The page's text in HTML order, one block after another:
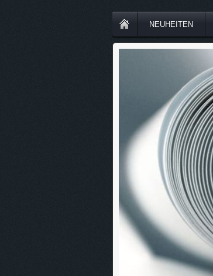
NEUHEITEN